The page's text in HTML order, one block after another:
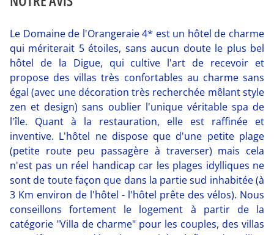
Le Domaine de l'Orangeraie 4* est un hôtel de charme
qui mériterait 5 étoiles, sans aucun doute le plus bel
hôtel de la Digue, qui cultive l'art de recevoir et
propose des villas très confortables au charme sans
égal (avec une décoration très recherchée mêlant style
zen et design) sans oublier l'unique véritable spa de
l'île. Quant à la restauration, elle est raffinée et
inventive. L'hôtel ne dispose que d'une petite plage
(petite route peu passagère à traverser) mais cela
n'est pas un réel handicap car les plages idylliques ne
sont de toute façon que dans la partie sud inhabitée (à
3 Km environ de l'hôtel - l'hôtel prête des vélos). Nous
conseillons fortement le logement à partir de la
catégorie "Villa de charme" pour les couples, des villas